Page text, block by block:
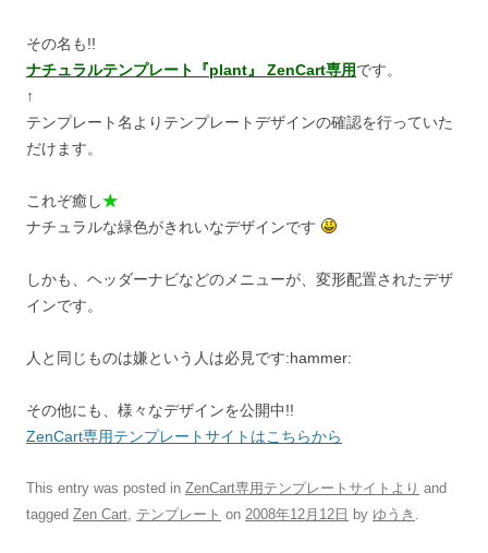
その名も!!
ナチュラルテンプレート『plant』 ZenCart専用です。
↑
テンプレート名よりテンプレートデザインの確認を行っていた
だけます。
これぞ癒し★
ナチュラルな緑色がきれいなデザインです
しかも、ヘッダーナビなどのメニューが、変形配置されたデザ
インです。
人と同じものは嫌という人は必見です:hammer:
その他にも、様々なデザインを公開中!!
ZenCart専用テンプレートサイトはこちらから
This entry was posted in ZenCart専用テンプレートサイトより and
tagged Zen Cart, テンプレート on 2008年12月12日 by ゆうき .